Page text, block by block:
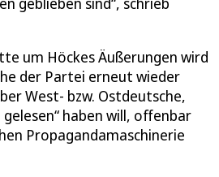
um Höckes Äußerungen wird
der Partei erneut wieder
West- bzw. Ostdeutsche,
haben will, offenbar
Propagandamaschinerie